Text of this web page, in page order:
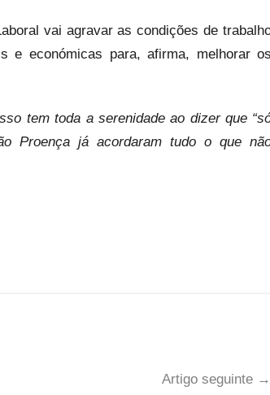
vai agravar as condições de
e económicas para, afirma, melhorar os
tem toda a serenidade ao dizer que
Proença já acordaram tudo o que
Artigo seguinte